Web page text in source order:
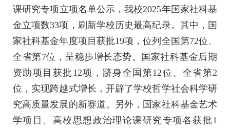
课研究专项立项名单公示，我校2025年国家社科基
金立项数33项，刷新学校历史最高纪录。其中，国
家社科基金年度项目获批19项，位列全国第72位、
全省第7位，呈稳步增长态势。国家社科基金后期
资助项目获批12项，跻身全国第12位、全省第2
位，实现跨越式增长，开辟了学校哲学社会科学研
究高质量发展的新赛道。另外，国家社科基金艺术
学项目、高校思想政治理论课研究专项各获批1